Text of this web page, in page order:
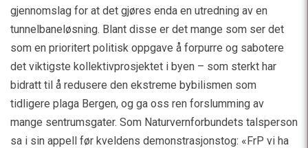
gjennomslag for at det gjøres enda en utredning av en
tunnelbaneløsning. Blant disse er det mange som ser det
som en prioritert politisk oppgave å forpurre og sabotere
det viktigste kollektivprosjektet i byen – som sterkt har
bidratt til å redusere den ekstreme bybilismen som
tidligere plaga Bergen, og ga oss ren forslumming av
mange sentrumsgater. Som Naturvernforbundets talsperson
sa i sin appell før kveldens demonstrasjonstog: «FrP vi ha